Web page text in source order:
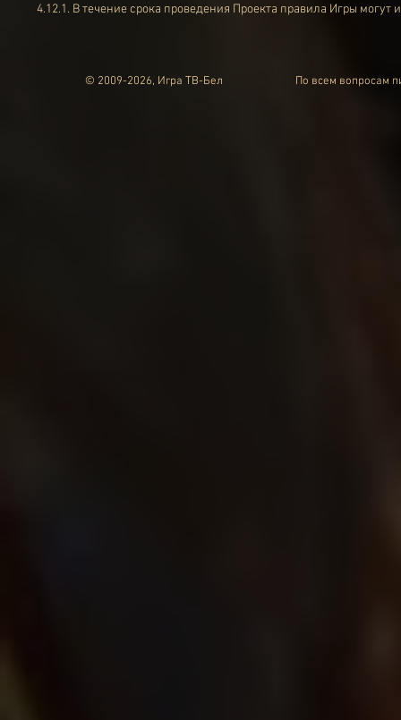
4.12.1. В течение срока проведения Проекта правила Игры могут
© 2009-2026, Игра ТВ-Бел По всем вопросам